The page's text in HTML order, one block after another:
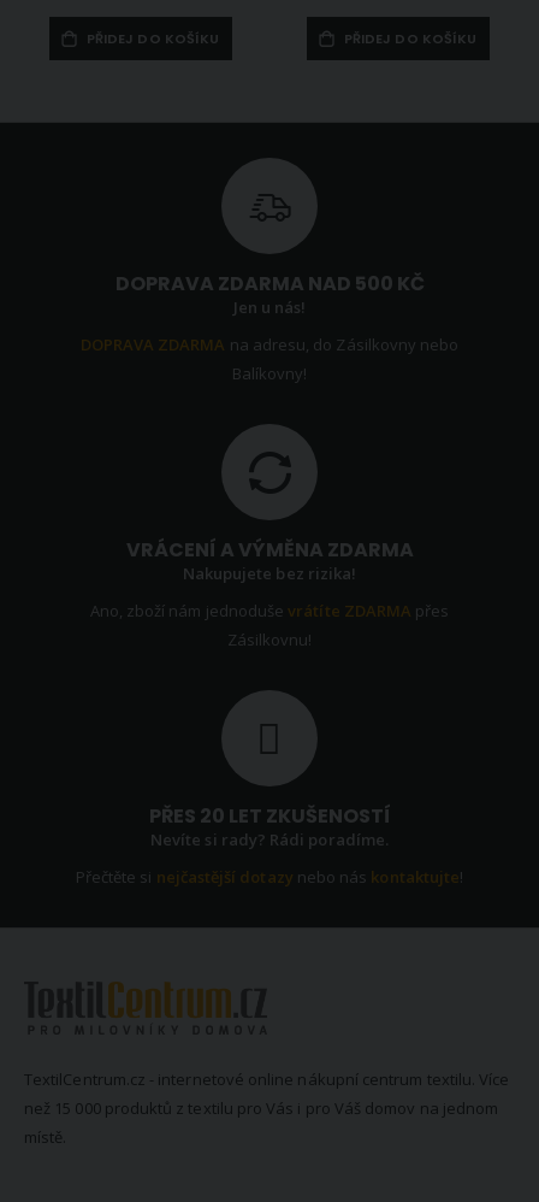
PŘIDEJ DO KOŠÍKU PŘIDEJ DO KOŠÍKU
DOPRAVA ZDARMA NAD 500 KČ
Jen u nás!
DOPRAVA ZDARMA na adresu, do Zásilkovny nebo
Balíkovny!
VRÁCENÍ A VÝMĚNA ZDARMA
Nakupujete bez rizika!
Ano, zboží nám jednoduševrátíte ZDARMA přes
Zásilkovnu!
PŘES 20 LET ZKUŠENOSTÍ
Nevíte si rady? Rádi poradíme.
Přečtěte si nejčastější dotazy nebo nás kontaktujte!
TextilCentrum.cz - internetové online nákupní centrum textilu. Více
než 15 000 produktů z textilu pro Vás i pro Váš domov na jednom
místě.